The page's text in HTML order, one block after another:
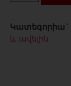
Կատեգորիա`
և ավելին